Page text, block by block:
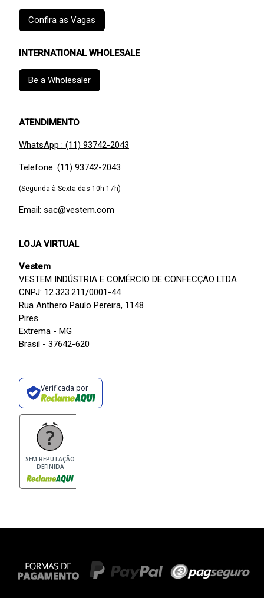
Confira as Vagas
INTERNATIONAL WHOLESALE
Be a Wholesaler
ATENDIMENTO
WhatsApp : (11) 93742-2043
Telefone: (11) 93742-2043
(Segunda à Sexta das 10h-17h)
Email: sac@vestem.com
LOJA VIRTUAL
Vestem
VESTEM INDÚSTRIA E COMÉRCIO DE CONFECÇÃO LTDA
CNPJ: 12.323.211/0001-44
Rua Anthero Paulo Pereira, 1148
Pires
Extrema - MG
Brasil - 37642-620
Verificada por
SEM REPUTAÇÃO
DEFINIDA